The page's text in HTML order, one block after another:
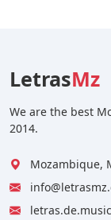
LetrasMz
We are the best
2014.
Mozambique,